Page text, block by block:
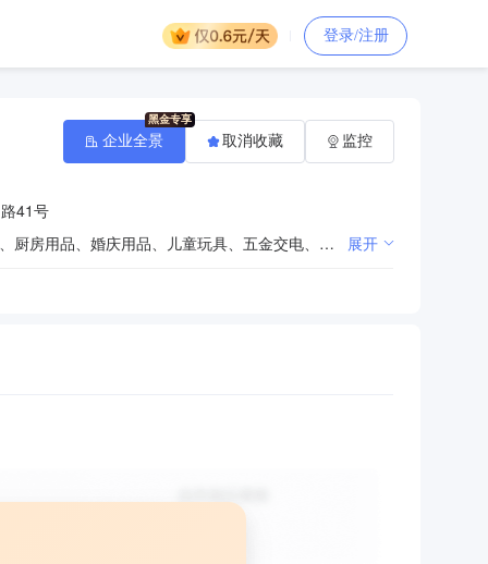
登录/注册
41号
图书报刊零售（具体项目以审批部门批准为准），办公耗材、文体用品、家居用品、户外用品、卫生用品、厨房用品、婚庆用品、儿童玩具、五金交电、日用百货、电子产品、通讯设备、建筑材料批发及零售。（依法须经批准的项目，经相关部门批准后方可开展经营活动。）
展开
企业全景 取消收藏 监控